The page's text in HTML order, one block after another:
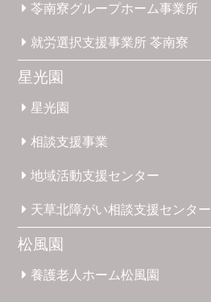
苓南寮グループホーム事業所
就労選択支援事業所苓南寮
星光園
星光園
相談支援事業
地域活動支援センター
天草北障がい相談支援センター
松風園
養護老人ホーム松風園